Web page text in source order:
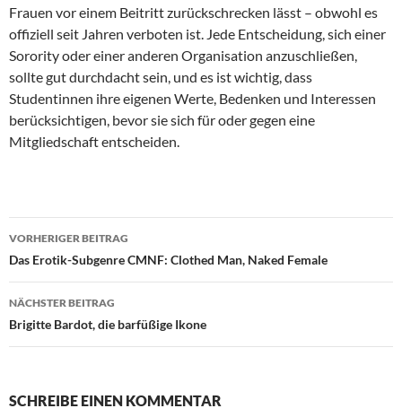
Frauen vor einem Beitritt zurückschrecken lässt – obwohl es
offiziell seit Jahren verboten ist. Jede Entscheidung, sich einer
Sorority oder einer anderen Organisation anzuschließen,
sollte gut durchdacht sein, und es ist wichtig, dass
Studentinnen ihre eigenen Werte, Bedenken und Interessen
berücksichtigen, bevor sie sich für oder gegen eine
Mitgliedschaft entscheiden.
Beitragsnavigation
VORHERIGER BEITRAG
Das Erotik-Subgenre CMNF: Clothed Man, Naked Female
NÄCHSTER BEITRAG
Brigitte Bardot, die barfüßige Ikone
SCHREIBE EINEN KOMMENTAR